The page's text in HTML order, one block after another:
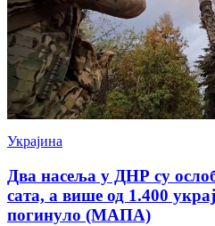
Украјина
Два насеља у ДНР су
сата, а више од 1.400
погинуло (МАПА)